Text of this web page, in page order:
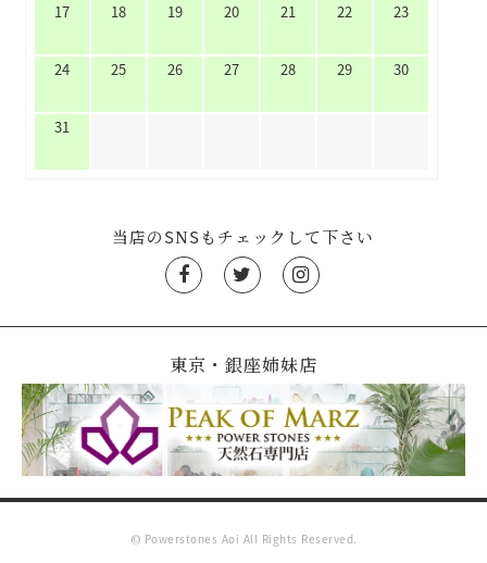
17 18 19 20 21 22 23
24 25 26 27 28 29 30
31
当店のSNSもチェックして下さい
東京・銀座姉妹店
© Powerstones Aoi All Rights Reserved.